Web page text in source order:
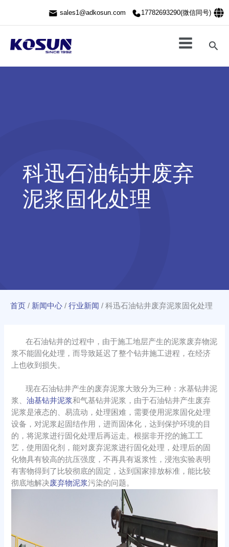
sales1@adkosun.com 17782693290(微信同号)
搜
索
科迅石油钻井废弃
泥浆固化处理
首页 / 新闻中心 / 行业新闻 / 科迅石油钻井废弃泥浆固化处理
在石油钻井的过程中，由于施工地层产生的泥浆废弃物泥
浆不能固化处理，而导致延迟了整个钻井施工进程，在经济
上也收到损失。
现在石油钻井产生的废弃泥浆大致分为三种：水基钻井泥
浆、油基钻井泥浆和气基钻井泥浆，由于石油钻井产生废弃
泥浆是液态的、易流动，处理困难，需要使用泥浆固化处理
设备，对泥浆起固结作用，进而固体化，达到保护环境的目
的，将泥浆进行固化处理后再运走。根据非开挖的施工工
艺，使用固化剂，能对废弃泥浆进行固化处理，处理后的固
化物具有较高的抗压强度，不再具有返浆性，浸泡实验表明
有害物得到了比较彻底的固定，达到国家排放标准，能比较
彻底地解决废弃物泥浆污染的问题。